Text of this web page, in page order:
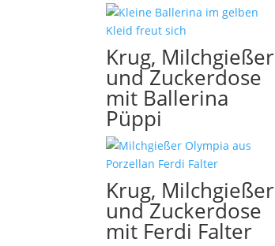
Krug, Milchgießer
und Zuckerdose
mit Ballerina
Püppi
Krug, Milchgießer
und Zuckerdose
mit Ferdi Falter